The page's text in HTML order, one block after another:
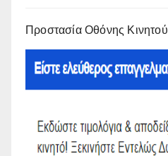
Προστασία Οθόνης Κινητού